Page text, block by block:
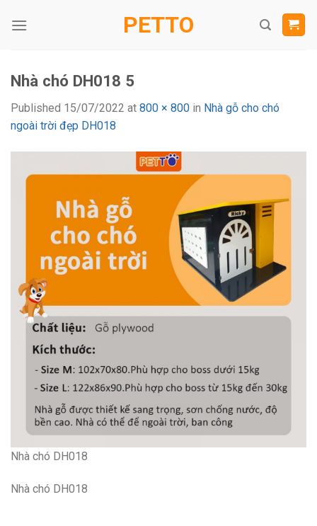
PETTO
Nhà chó DH018 5
Published 15/07/2022 at 800 × 800 in Nhà gỗ cho chó
ngoài trời đẹp DH018
Nhà chó DH018
Nhà chó DH018